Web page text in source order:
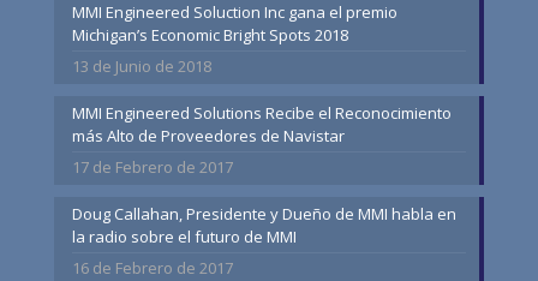
MMI Engineered Soluction Inc gana el premio
Michigan’s Economic Bright Spots 2018
13 de Junio de 2018
MMI Engineered Solutions Recibe el Reconocimiento
más Alto de Proveedores de Navistar
17 de Febrero de 2017
Doug Callahan, Presidente y Dueño de MMI habla en
la radio sobre el futuro de MMI
16 de Febrero de 2017